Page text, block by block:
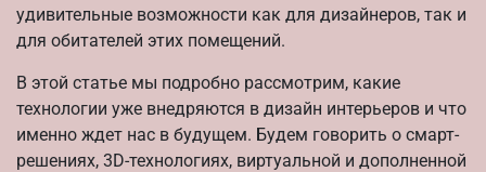
удивительные возможности как для дизайнеров, так и
для обитателей этих помещений.
В этой статье мы подробно рассмотрим, какие
технологии уже внедряются в дизайн интерьеров и что
именно ждет нас в будущем. Будем говорить о смарт-
решениях, 3D-технологиях, виртуальной и дополненной